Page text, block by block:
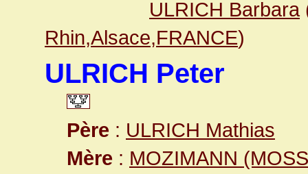
ULRICH Barbara
Rhin,Alsace,FRANCE)
ULRICH Peter
Père : ULRICH Mathias
Mère : MOZIMANN